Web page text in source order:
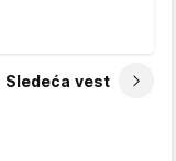
Sledeća vest